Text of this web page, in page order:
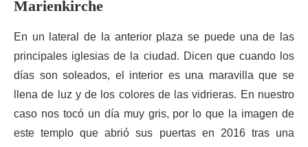
Marienkirche
En un lateral de la anterior plaza se puede una de las
principales iglesias de la ciudad. Dicen que cuando los
días son soleados, el interior es una maravilla que se
llena de luz y de los colores de las vidrieras. En nuestro
caso nos tocó un día muy gris, por lo que la imagen de
este templo que abrió sus puertas en 2016 tras una